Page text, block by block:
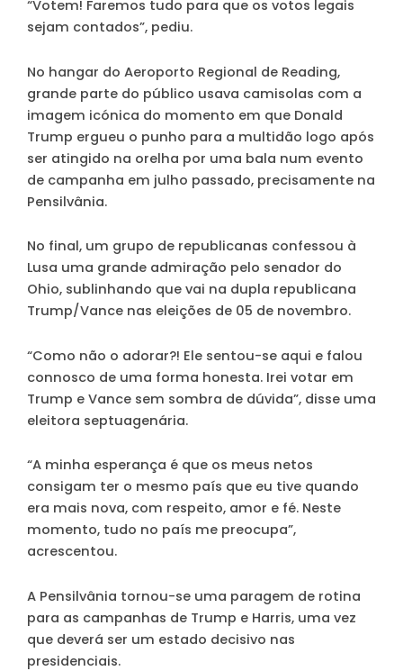
“Votem! Faremos tudo para que os votos legais
sejam contados”, pediu.
No hangar do Aeroporto Regional de Reading,
grande parte do público usava camisolas com a
imagem icónica do momento em que Donald
Trump ergueu o punho para a multidão logo após
ser atingido na orelha por uma bala num evento
de campanha em julho passado, precisamente na
Pensilvânia.
No final, um grupo de republicanas confessou à
Lusa uma grande admiração pelo senador do
Ohio, sublinhando que vai na dupla republicana
Trump/Vance nas eleições de 05 de novembro.
“Como não o adorar?! Ele sentou-se aqui e falou
connosco de uma forma honesta. Irei votar em
Trump e Vance sem sombra de dúvida”, disse uma
eleitora septuagenária.
“A minha esperança é que os meus netos
consigam ter o mesmo país que eu tive quando
era mais nova, com respeito, amor e fé. Neste
momento, tudo no país me preocupa”,
acrescentou.
A Pensilvânia tornou-se uma paragem de rotina
para as campanhas de Trump e Harris, uma vez
que deverá ser um estado decisivo nas
presidenciais.